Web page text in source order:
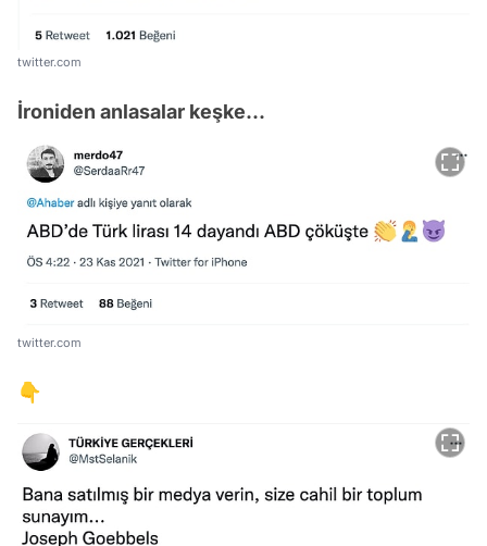
twitter.com
İroniden anlasalar keşke...
twitter.com
👇